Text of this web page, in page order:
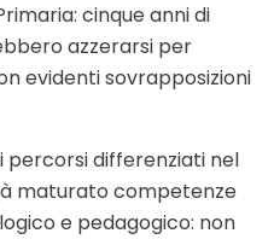
cinque anni di
azzerarsi per
evidenti sovrapposizioni
percorsi differenziati nel
maturato competenze
e pedagogico: non